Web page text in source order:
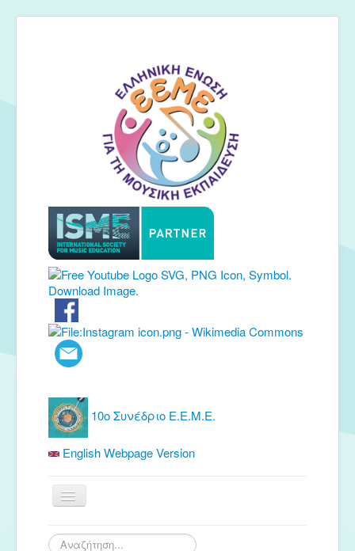
10ο Συνέδριο Ε.Ε.Μ.Ε.
English Webpage Version
Αρχική
Αναζήτηση...